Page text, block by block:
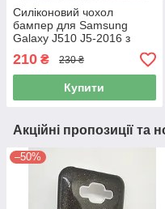
Силіконовий чохол
бампер для Samsung
Galaxy J510 J5-2016 з
малюнком Чеширський кіт
210 ₴ 230 ₴
Купити
Акційні пропозиції та
–50%